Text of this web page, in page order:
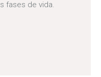
fases de vida.